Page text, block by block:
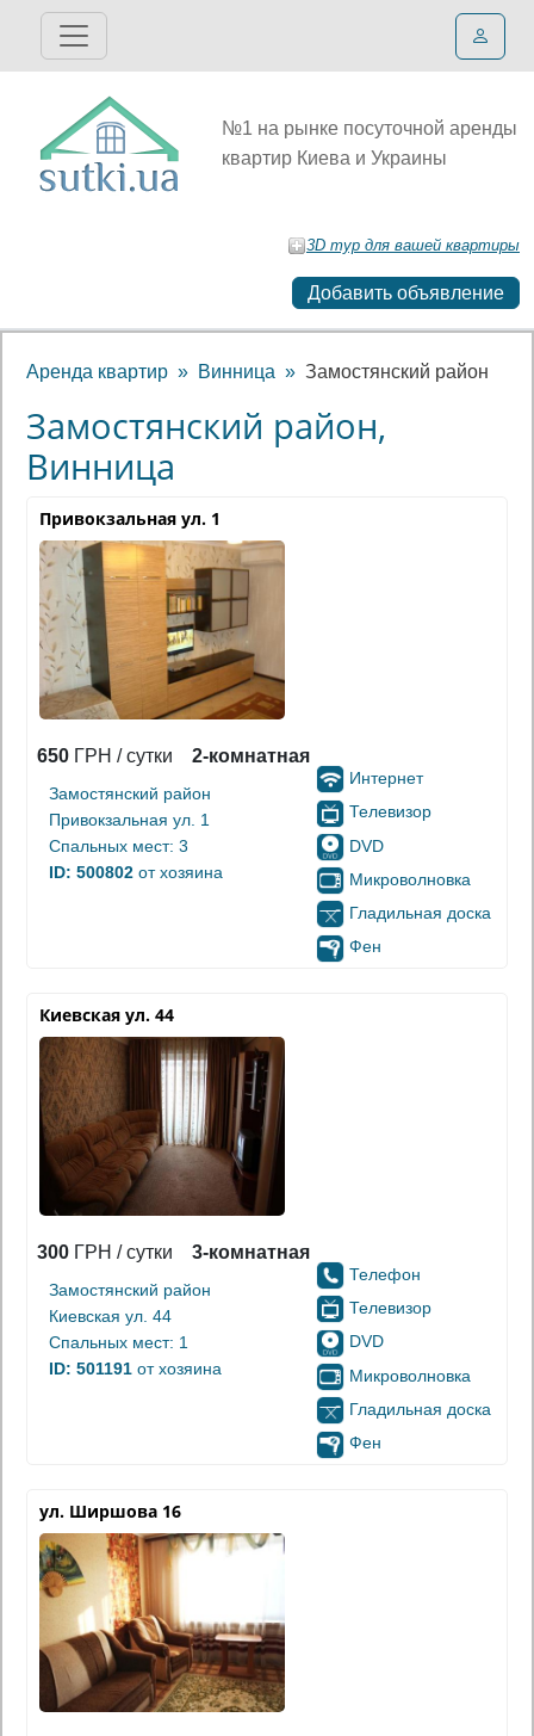
№1 на рынке посуточной аренды
квартир Киева и Украины
3D тур для вашей квартиры
Добавить объявление
Аренда квартир Винница Замостянский район
Замостянский район,
Винница
Привокзальная ул. 1
650 ГРН / сутки 2-комнатная
Замостянский район
Привокзальная ул. 1
Спальных мест: 3
ID: 500802 от хозяина
Интернет
Телевизор
DVD
Микроволновка
Гладильная доска
Фен
Киевская ул. 44
300 ГРН / сутки 3-комнатная
Замостянский район
Киевская ул. 44
Спальных мест: 1
ID: 501191 от хозяина
Телефон
Телевизор
DVD
Микроволновка
Гладильная доска
Фен
ул. Ширшова 16